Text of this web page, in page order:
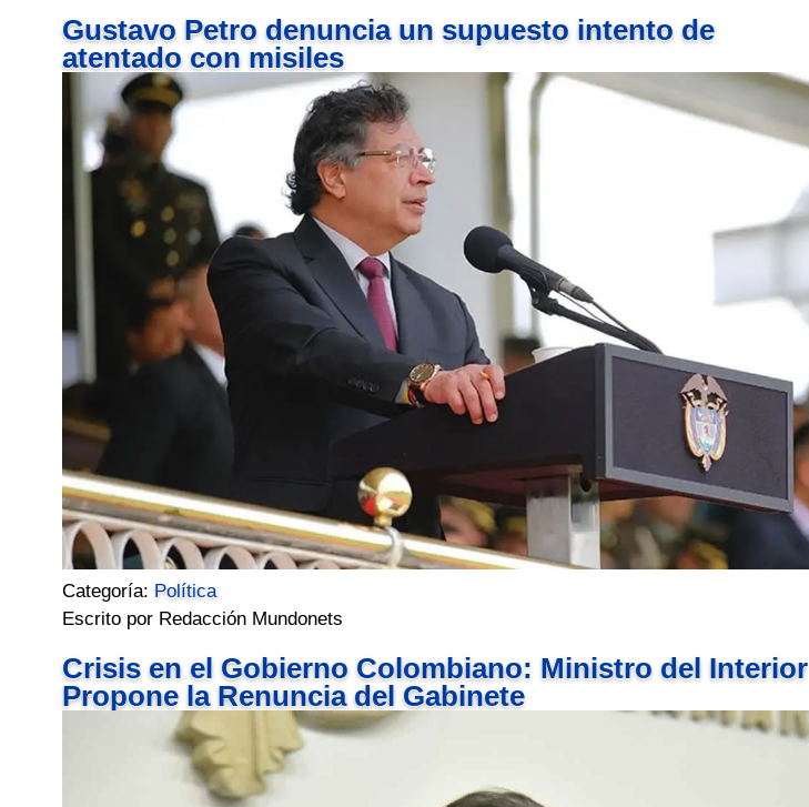
Gustavo Petro denuncia un supuesto intento de
atentado con misiles
Categoría: Política
Escrito por Redacción Mundonets
Crisis en el Gobierno Colombiano: Ministro del Interior
Propone la Renuncia del Gabinete